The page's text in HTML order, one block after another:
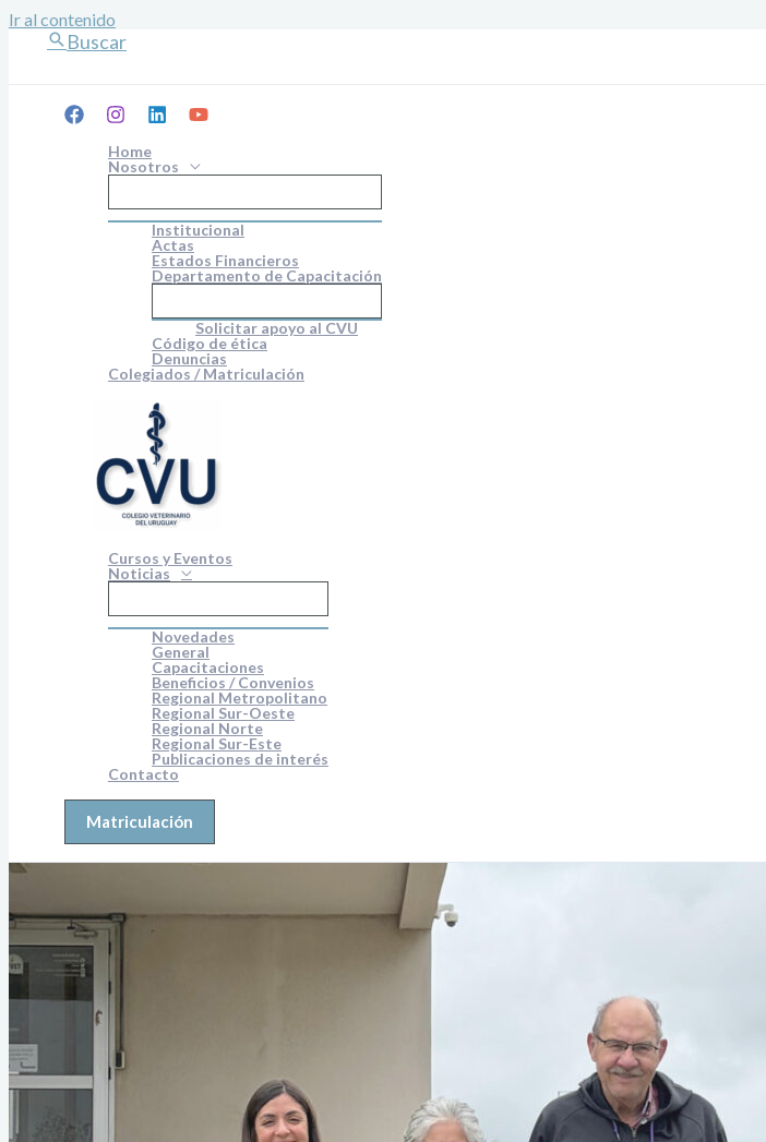
Ir al contenido
Buscar
Home
Nosotros
Institucional
Actas
Estados Financieros
Departamento de Capacitación
Solicitar apoyo al CVU
Código de ética
Denuncias
Colegiados / Matriculación
Cursos y Eventos
Noticias
Novedades
General
Capacitaciones
Beneficios / Convenios
Regional Metropolitano
Regional Sur-Oeste
Regional Norte
Regional Sur-Este
Publicaciones de interés
Contacto
Matriculación